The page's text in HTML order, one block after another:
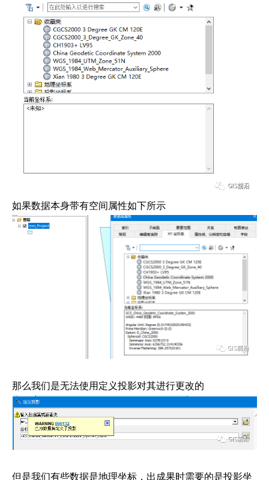
如果数据本身带有空间属性如下所示
那么我们是无法使用定义投影对其进行更改的
但是我们有些数据是地理坐标，出成果时需要的是投影坐